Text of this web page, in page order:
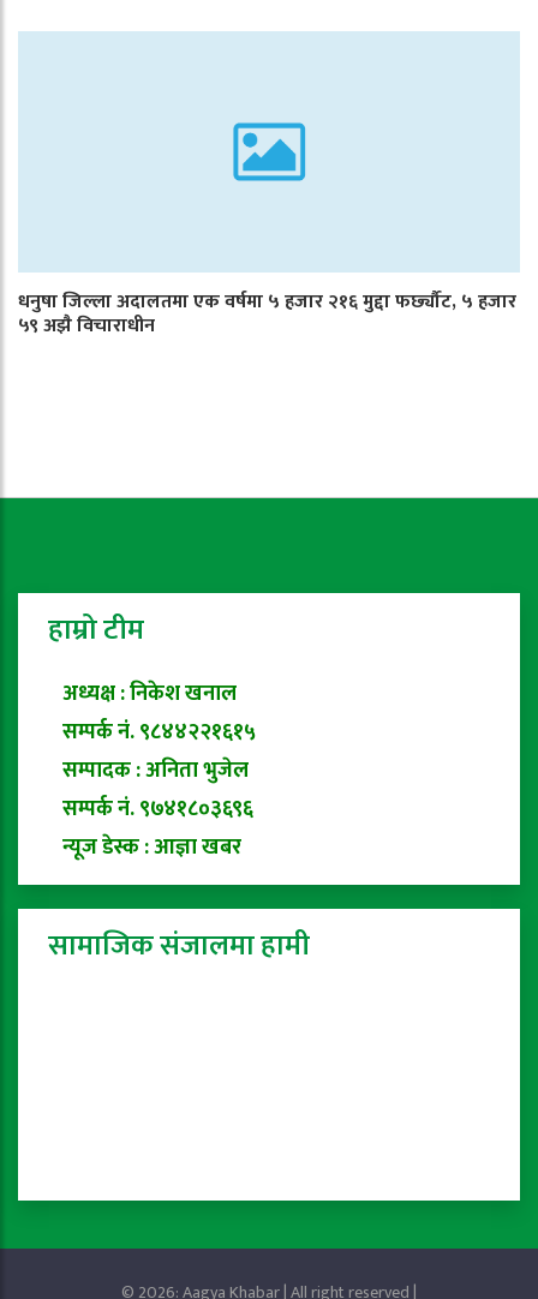
धनुषा जिल्ला अदालतमा एक वर्षमा ५ हजार २१६ मुद्दा फर्छ्यौट, ५ हजार
५९ अझै विचाराधीन
हाम्रो टीम
अध्यक्ष : निकेश खनाल
सम्पर्क नं. ९८४४२२१६१५
सम्पादक : अनिता भुजेल
सम्पर्क नं. ९७४१८०३६९६
न्यूज डेस्क : आज्ञा खबर
सामाजिक संजालमा हामी
© 2026: Aagya Khabar | All right reserved |